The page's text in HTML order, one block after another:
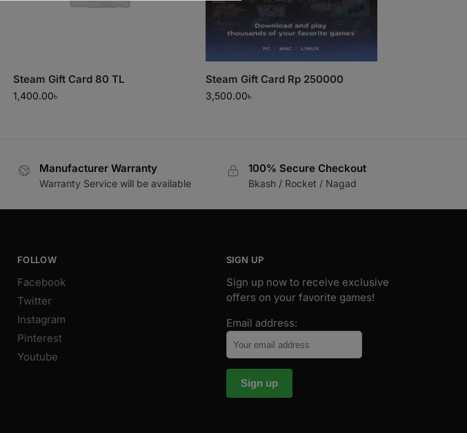
Steam Gift Card 80 TL
1,400.00৳
Steam Gift Card Rp 250000
3,500.00৳
Manufacturer Warranty
Warranty Service will be available
100% Secure Checkout
Bkash / Rocket / Nagad
FOLLOW
Facebook
Twitter
Instagram
Pinterest
Youtube
SIGN UP
Sign up now to receive exclusive
offers on your favorite games!
Email address: